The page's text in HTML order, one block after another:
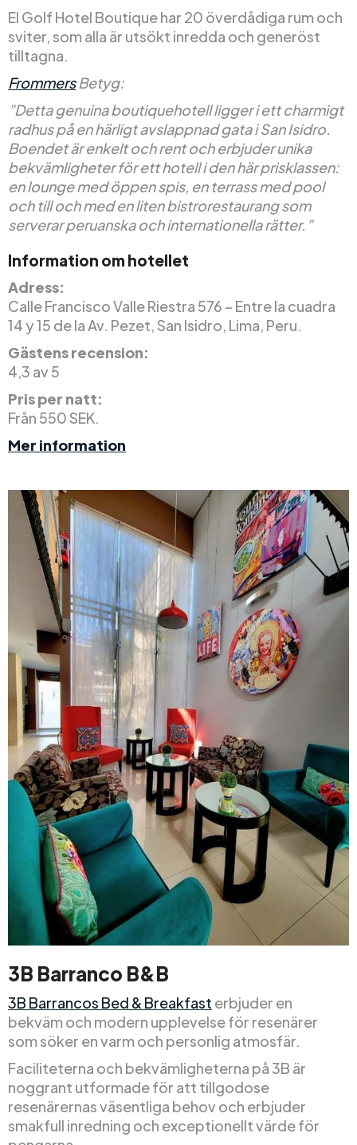
El Golf Hotel Boutique har 20 överdådiga rum och
sviter, som alla är utsökt inredda och generöst
tilltagna.
FrommersBetyg:
”Detta genuina boutiquehotell ligger i ett charmigt
radhus på en härligt avslappnad gata i San Isidro.
Boendet är enkelt och rent och erbjuder unika
bekvämligheter för ett hotell i den här prisklassen:
en lounge med öppen spis, en terrass med pool
och till och med en liten bistrorestaurang som
serverar peruanska och internationella rätter.”
Information om hotellet
Adress:
Calle Francisco Valle Riestra 576 – Entre la cuadra
14 y 15 de la Av. Pezet, San Isidro, Lima, Peru.
Gästens recension:
4,3 av 5
Pris per natt:
Från 550 SEK.
Mer information
3B Barranco B&B
3B Barrancos Bed & Breakfast erbjuder en
bekväm och modern upplevelse för resenärer
som söker en varm och personlig atmosfär.
Faciliteterna och bekvämligheterna på 3B är
noggrant utformade för att tillgodose
resenärernas väsentliga behov och erbjuder
smakfull inredning och exceptionellt värde för